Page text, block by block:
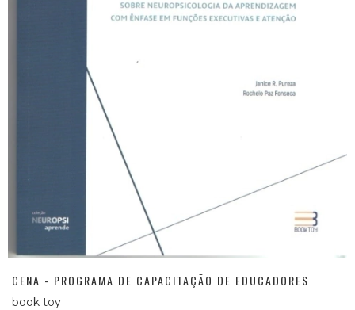
CENA - PROGRAMA DE CAPACITAÇÃO DE EDUCADORES
book toy